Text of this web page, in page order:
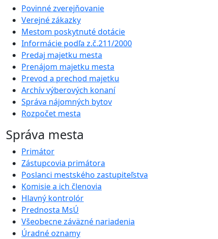
Povinné zverejňovanie
Verejné zákazky
Mestom poskytnuté dotácie
Informácie podľa z.č.211/2000
Predaj majetku mesta
Prenájom majetku mesta
Prevod a prechod majetku
Archív výberových konaní
Správa nájomných bytov
Rozpočet mesta
Správa mesta
Primátor
Zástupcovia primátora
Poslanci mestského zastupiteľstva
Komisie a ich členovia
Hlavný kontrolór
Prednosta MsÚ
Všeobecne záväzné nariadenia
Úradné oznamy